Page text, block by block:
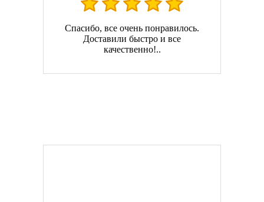
Спасибо, все очень понравилось.
Доставили быстро и все
качественно!..